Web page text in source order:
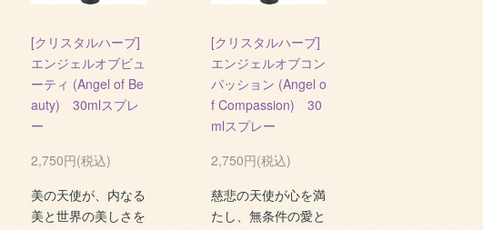
[クリスタルハーブ]
エンジェルオブビュ
ーティ (Angel of Be
auty) 30mlスプレ
ー
2,750円(税込)
美の天使が、内なる
美と世界の美しさを
[クリスタルハーブ]
エンジェルオブコン
パッション (Angel o
f Compassion) 30
mlスプレー
2,750円(税込)
慈悲の天使が心を満
たし、無条件の愛と